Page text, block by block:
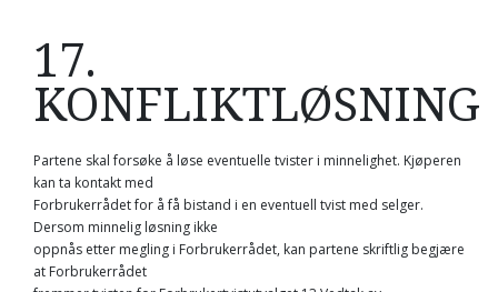
17.
KONFLIKTLØSNING
Partene skal forsøke å løse eventuelle tvister i minnelighet. Kjøperen
kan ta kontakt med
Forbrukerrådet for å få bistand i en eventuell tvist med selger.
Dersom minnelig løsning ikke
oppnås etter megling i Forbrukerrådet, kan partene skriftlig begjære
at Forbrukerrådet